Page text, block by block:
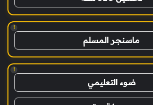
!
ماسنجر المسلم
!
ضوء التعليمي